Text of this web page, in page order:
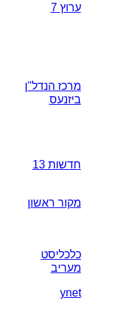
ערוץ 7
מרכז הנדל"ן
ביזנעס
חדשות 13
מקור ראשון
כלכליסט
מעריב
ynet